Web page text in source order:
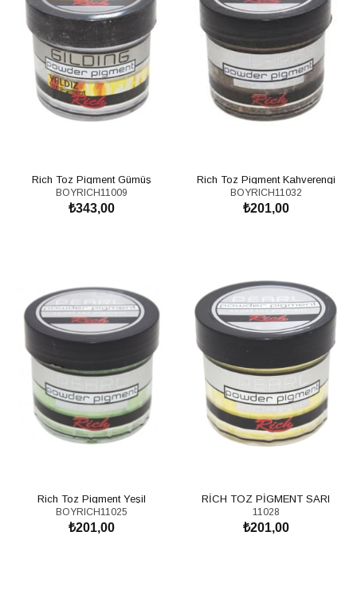
Rich Toz Pigment Gümüş
BOYRICH11009
₺343,00
Rich Toz Pigment Kahverengi
BOYRICH11032
₺201,00
Rich Toz Pigment Yeşil
BOYRICH11025
₺201,00
RİCH TOZ PİGMENT SARI
11028
₺201,00